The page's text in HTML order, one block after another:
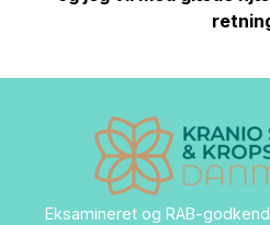
Eksamineret og RAB-